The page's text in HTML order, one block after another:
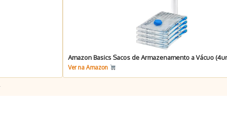
Amazon Basics Sacos de Armazenamento a Vácuo
Ver na Amazon